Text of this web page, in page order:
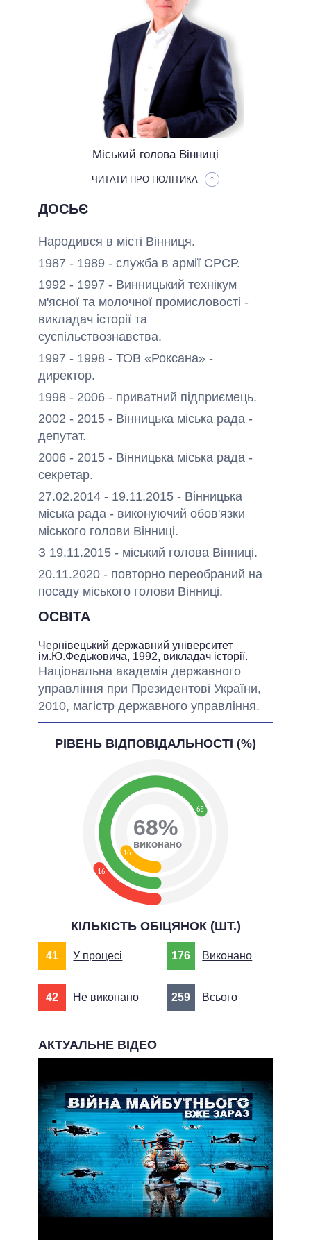
ОБІЦЯНКИ У ПРОЦЕСІ
ВСІ ОБІЦЯНКИ
АРХІВНІ ОБІЦЯНКИ
Міський голова Вінниці
ЧИТАТИ ПРО ПОЛІТИКА
ДОСЬЄ
Народився в місті Вінниця.
1987 - 1989 - служба в армії СРСР.
1992 - 1997 - Винницький технікум
м'ясної та молочної промисловості -
викладач історії та
суспільствознавства.
1997 - 1998 - ТОВ «Роксана» -
директор.
1998 - 2006 - приватний підприємець.
2002 - 2015 - Вінницька міська рада -
депутат.
2006 - 2015 - Вінницька міська рада -
секретар.
27.02.2014 - 19.11.2015 - Вінницька
міська рада - виконуючий обов'язки
міського голови Вінниці.
З 19.11.2015 - міський голова Вінниці.
20.11.2020 - повторно переобраний на
посаду міського голови Вінниці.
ОСВІТА
Чернівецький державний університет
ім.Ю.Федьковича, 1992, викладач історії.
Національна академія державного
управління при Президентові України,
2010, магістр державного управління.
РІВЕНЬ ВІДПОВІДАЛЬНОСТІ (%)
16
68
16
68%
виконано
КІЛЬКІСТЬ ОБІЦЯНОК (ШТ.)
41 У процесі 176 Виконано
42 Не виконано 259 Всього
АКТУАЛЬНЕ ВІДЕО